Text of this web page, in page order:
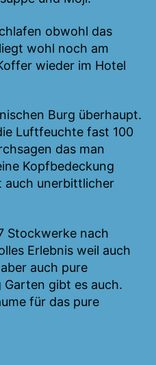
obwohl das
wohl noch am
wieder im Hotel
Burg überhaupt.
Luftfeuchte fast 100
das man
Kopfbedeckung
auch unerbittlicher
Stockwerke nach
Erlebnis weil auch
auch pure
gibt es auch.
für das pure